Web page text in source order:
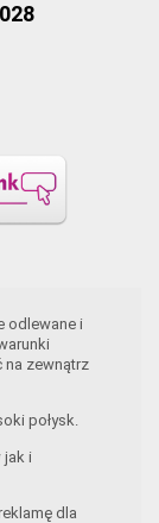
odlewane i
na zewnątrz
połysk.
jak i
dla